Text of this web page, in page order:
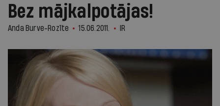
Bez mājkalpotājas!
Anda Burve-Rozīte 15.06.2011. IR